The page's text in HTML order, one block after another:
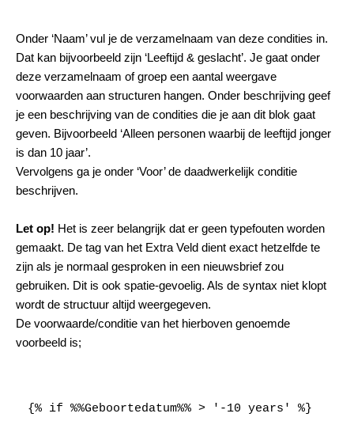
Onder ‘Naam’ vul je de verzamelnaam van deze condities in.
Dat kan bijvoorbeeld zijn ‘Leeftijd & geslacht’. Je gaat onder
deze verzamelnaam of groep een aantal weergave
voorwaarden aan structuren hangen. Onder beschrijving geef
je een beschrijving van de condities die je aan dit blok gaat
geven. Bijvoorbeeld ‘Alleen personen waarbij de leeftijd jonger
is dan 10 jaar’.
Vervolgens ga je onder ‘Voor’ de daadwerkelijk conditie
beschrijven.
Let op! Het is zeer belangrijk dat er geen typefouten worden
gemaakt. De tag van het Extra Veld dient exact hetzelfde te
zijn als je normaal gesproken in een nieuwsbrief zou
gebruiken. Dit is ook spatie-gevoelig. Als de syntax niet klopt
wordt de structuur altijd weergegeven.
De voorwaarde/conditie van het hierboven genoemde
voorbeeld is;
{% if %%Geboortedatum%% > '-10 years' %}